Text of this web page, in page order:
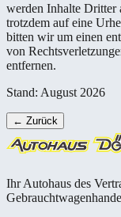
werden Inhalte Dritter
trotzdem auf eine
bitten wir um einen
von
entfernen.
Stand: August 2026
← Zurück
Ihr Autohaus des